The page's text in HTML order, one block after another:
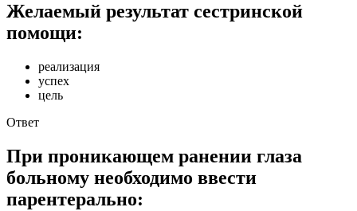
Желаемый результат сестринской
помощи:
реализация
успех
цель
Ответ
При проникающем ранении глаза
больному необходимо ввести
парентерально: